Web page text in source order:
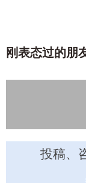
刚表态过的朋
投稿、